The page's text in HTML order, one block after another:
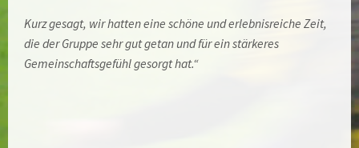
Kurz gesagt, wir hatten eine schöne und erlebnisreiche Zeit,
die der Gruppe sehr gut getan und für ein stärkeres
Gemeinschaftsgefühl gesorgt hat.“